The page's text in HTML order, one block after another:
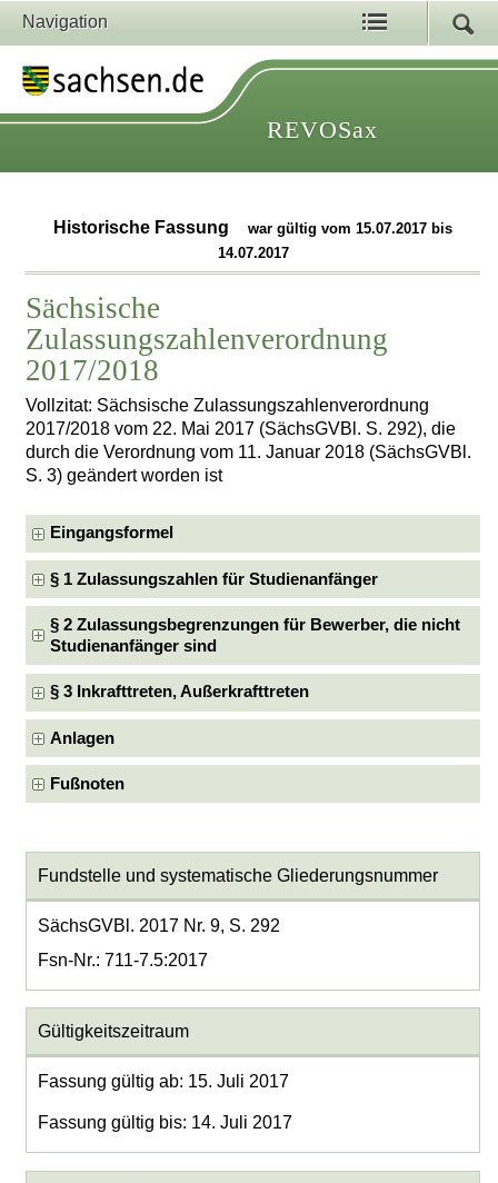
Navigation
REVOSax
Historische Fassung
war gültig vom 15.07.2017 bis
14.07.2017
Sächsische
Zulassungszahlenverordnung
2017/2018
Vollzitat: Sächsische Zulassungszahlenverordnung
2017/2018 vom 22. Mai 2017 (SächsGVBl. S. 292), die
durch die Verordnung vom 11. Januar 2018 (SächsGVBl.
S. 3) geändert worden ist
Eingangsformel
§ 1 Zulassungszahlen für Studienanfänger
§ 2 Zulassungsbegrenzungen für Bewerber, die nicht
Studienanfänger sind
§ 3 Inkrafttreten, Außerkrafttreten
Anlagen
Fußnoten
Fundstelle und systematische Gliederungsnummer
SächsGVBl. 2017 Nr. 9, S. 292
Fsn-Nr.: 711-7.5:2017
Gültigkeitszeitraum
Fassung gültig ab: 15. Juli 2017
Fassung gültig bis: 14. Juli 2017